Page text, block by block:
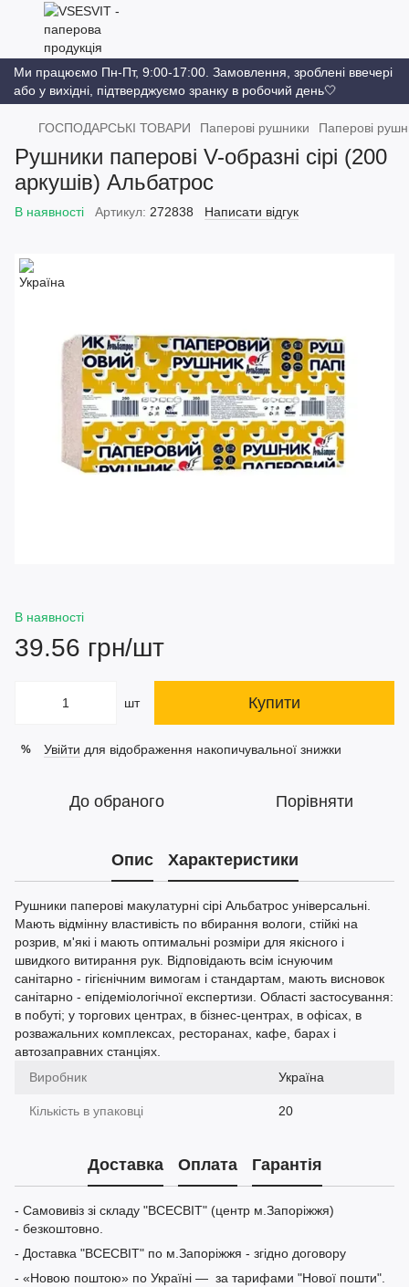
Ми працюємо Пн-Пт, 9:00-17:00. Замовлення, зроблені ввечері
або у вихідні, підтверджуємо зранку в робочий день🤍
ГОСПОДАРСЬКІ ТОВАРИ Паперові рушники Паперові
Рушники паперові V-образні сірі (200
аркушів) Альбатрос
В наявності Артикул: 272838 Написати відгук
В наявності
39.56 грн/шт
шт Купити
% Увійти для відображення накопичувальної знижки
До обраного Порівняти
Опис Характеристики
Рушники паперові макулатурні сірі Альбатрос універсальні.
Мають відмінну властивість по вбирання вологи, стійкі на
розрив, м'які і мають оптимальні розміри для якісного і
швидкого витирання рук. Відповідають всім існуючим
санітарно - гігієнічним вимогам і стандартам, мають висновок
санітарно - епідеміологічної експертизи. Області застосування:
в побуті; у торгових центрах, в бізнес-центрах, в офісах, в
розважальних комплексах, ресторанах, кафе, барах і
автозаправних станціях.
Виробник
Україна
Кількість в упаковці 20
Доставка Оплата Гарантія
- Самовивіз зі складу "ВСЕСВІТ" (центр м.Запоріжжя)
- безкоштовно.
- Доставка "ВСЕСВІТ" по м.Запоріжжя - згідно договору
- «Новою поштою» по Україні — за тарифами "Нової пошти".